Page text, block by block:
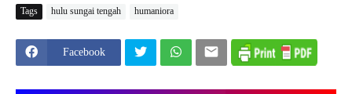
Tags hulu sungai tengah humaniora
Facebook